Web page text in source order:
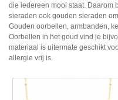
die iedereen mooi staat. Daarom
sieraden ook gouden sieraden
Gouden oorbellen, armbanden,
Oorbellen in het goud vind je
materiaal is uitermate geschikt
allergie vrij is.